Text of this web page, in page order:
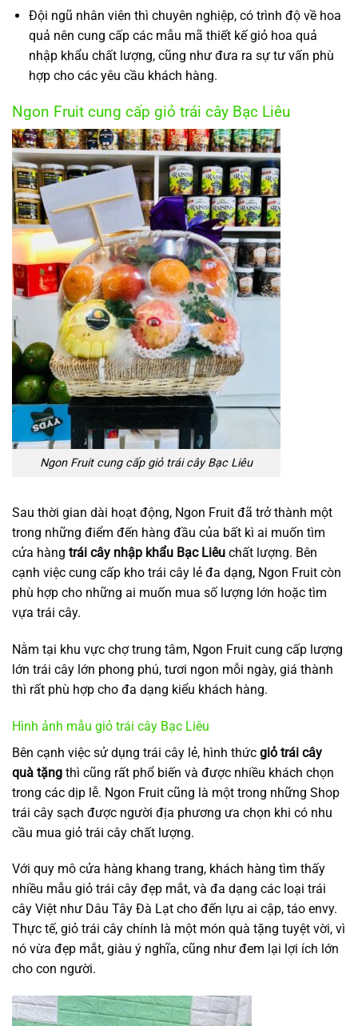
Đội ngũ nhân viên thì chuyên nghiệp, có trình độ về hoa
quả nên cung cấp các mẫu mã thiết kế giỏ hoa quả
nhập khẩu chất lượng, cũng như đưa ra sự tư vấn phù
hợp cho các yêu cầu khách hàng.
Ngon Fruit cung cấp giỏ trái cây Bạc Liêu
Ngon Fruit cung cấp giỏ trái cây Bạc Liêu
Sau thời gian dài hoạt động, Ngon Fruit đã trở thành một
trong những điểm đến hàng đầu của bất kì ai muốn tìm
cửa hàng trái cây nhập khẩu Bạc Liêu chất lượng. Bên
cạnh việc cung cấp kho trái cây lẻ đa dạng, Ngon Fruit còn
phù hợp cho những ai muốn mua số lượng lớn hoặc tìm
vựa trái cây.
Nằm tại khu vực chợ trung tâm, Ngon Fruit cung cấp lượng
lớn trái cây lớn phong phú, tươi ngon mỗi ngày, giá thành
thì rất phù hợp cho đa dạng kiểu khách hàng.
Hình ảnh mẫu giỏ trái cây Bạc Liêu
Bên cạnh việc sử dụng trái cây lẻ, hình thức giỏ trái cây
quà tặng thì cũng rất phổ biến và được nhiều khách chọn
trong các dịp lễ. Ngon Fruit cũng là một trong những Shop
trái cây sạch được người địa phương ưa chọn khi có nhu
cầu mua giỏ trái cây chất lượng.
Với quy mô cửa hàng khang trang, khách hàng tìm thấy
nhiều mẫu giỏ trái cây đẹp mắt, và đa dạng các loại trái
cây Việt như Dâu Tây Đà Lạt cho đến lựu ai cập, táo envy.
Thực tế, giỏ trái cây chính là một món quà tặng tuyệt vời, vì
nó vừa đẹp mắt, giàu ý nghĩa, cũng như đem lại lợi ích lớn
cho con người.